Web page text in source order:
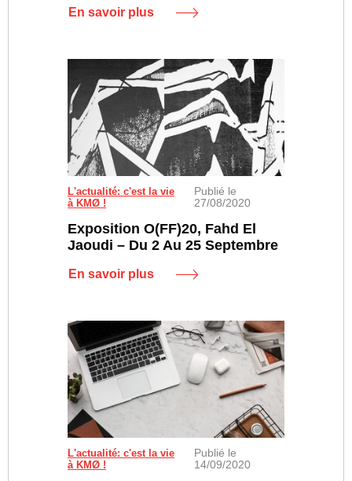
En savoir plus
Fahd El Jaoudi "Sans titre", 2018 - sérigraphie sur
L'actualité: c'est la vie
à KMØ !
Publié le
27/08/2020
Exposition O(FF)20, Fahd El
Jaoudi – Du 2 Au 25 Septembre
En savoir plus
L'actualité: c'est la vie
à KMØ !
Publié le
14/09/2020